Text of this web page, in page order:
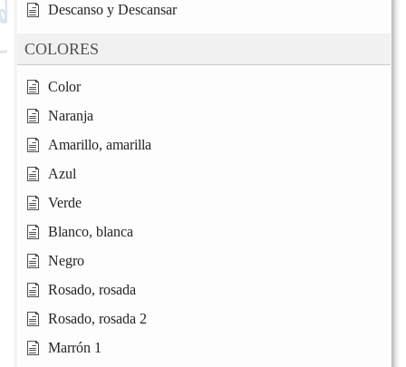
Descanso y Descansar
COLORES
Color
Naranja
Amarillo, amarilla
Azul
Verde
Blanco, blanca
Negro
Rosado, rosada
Rosado, rosada 2
Marrón 1